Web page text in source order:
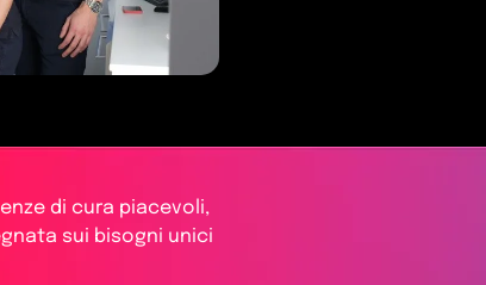
di cura piacevoli,
sui bisogni unici